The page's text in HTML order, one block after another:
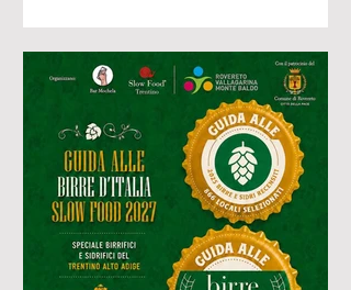
l'obiettivo di contribuire alla costruzione
delle basi di una futura politica del cibo
per la Vallagarina. Slow Food ha messo
a disposizione l'esperienza maturata
negli ultimi anni in processi
partecipativi e sul tema delle food
policy. Un'es